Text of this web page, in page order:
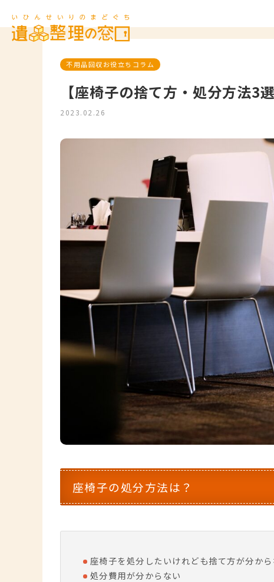
不用品回収お役立ちコラム
【座椅子の捨て方・処分方法3
2023.02.26
座椅子の処分方法は？
座椅子を処分したいけれども捨て方が分から
処分費用が分からない